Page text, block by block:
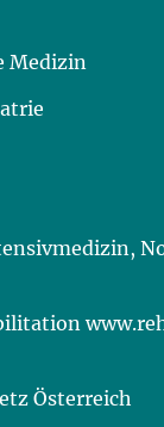
Medizin
Österreich